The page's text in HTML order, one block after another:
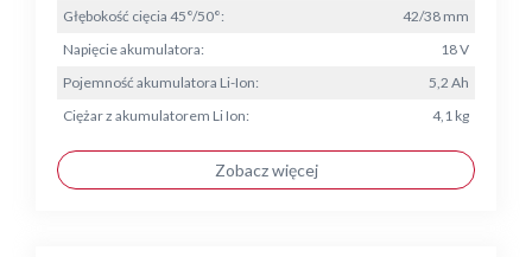
Głębokość cięcia 45°/50°:
42/38 mm
Napięcie akumulatora:
18 V
Pojemność akumulatora Li-Ion:
5,2 Ah
Ciężar z akumulatorem Li Ion:
4,1 kg
Zobacz więcej